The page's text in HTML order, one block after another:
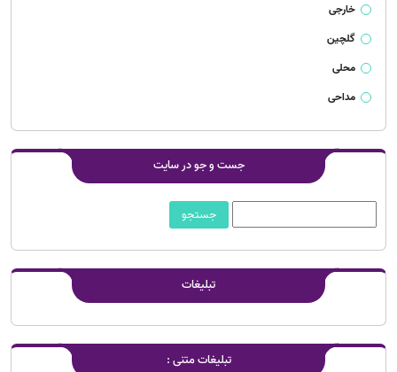
خارجی
گلچین
محلی
مداحی
جست و جو در سایت
تبلیغات
تبلیغات متنی :